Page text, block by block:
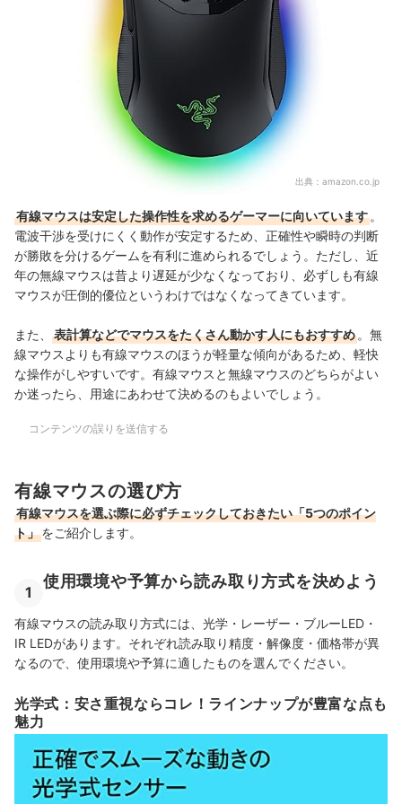
出典： amazon.co.jp
有線マウスは安定した操作性を求めるゲーマーに向いています 。
電波干渉を受けにくく動作が安定するため、正確性や瞬時の判断
が勝敗を分けるゲームを有利に進められるでしょう。ただし、近
年の無線マウスは昔より遅延が少なくなっており、必ずしも有線
マウスが圧倒的優位というわけではなくなってきています。
また、 表計算などでマウスをたくさん動かす人にもおすすめ 。無
線マウスよりも有線マウスのほうが軽量な傾向があるため、軽快
な操作がしやすいです。 有線マウスと無線マウスのどちらがよい
か迷ったら、用途にあわせて決めるのもよいでしょう。
コンテンツの誤りを送信する
有線マウスの選び方
有線マウスを選ぶ際に必ずチェックしておきたい「5つのポイン
ト」をご紹介します。
1
使用環境や予算から読み取り方式を決めよう
有線マウスの読み取り方式には、光学・レーザー・ブルーLED・
IR LEDがあります。それぞれ読み取り精度 ・解像度 ・価格帯が異
なるので、使用環境や予算に適したものを選んでください。
光学式：安さ重視ならコレ！ラインナップが豊富な点も
魅力